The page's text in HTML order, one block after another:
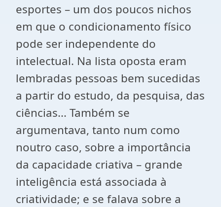
esportes – um dos poucos nichos
em que o condicionamento físico
pode ser independente do
intelectual. Na lista oposta eram
lembradas pessoas bem sucedidas
a partir do estudo, da pesquisa, das
ciências... Também se
argumentava, tanto num como
noutro caso, sobre a importância
da capacidade criativa – grande
inteligência está associada à
criatividade; e se falava sobre a